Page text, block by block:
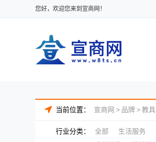
您好，欢迎您来到宣商网！
当前位置： 宣商网 > 品牌>教具
行业分类： 全部 生活服务